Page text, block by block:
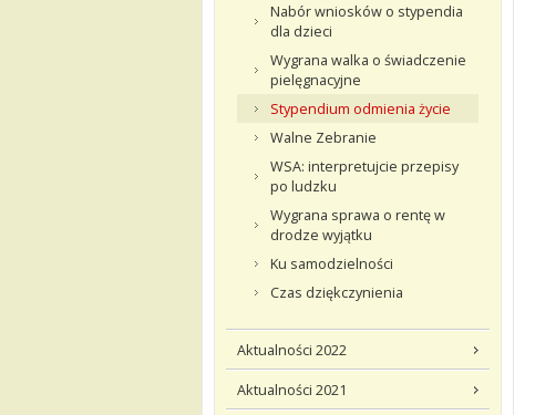
Nabór wniosków o stypendia
dla dzieci
Wygrana walka o świadczenie
pielęgnacyjne
Stypendium odmienia życie
Walne Zebranie
WSA: interpretujcie przepisy
po ludzku
Wygrana sprawa o rentę w
drodze wyjątku
Ku samodzielności
Czas dziękczynienia
Aktualności 2022
Aktualności 2021